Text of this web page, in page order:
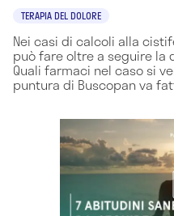
TERAPIA DEL DOLORE
Nei casi di calcoli alla
può fare oltre a seguire
Quali farmaci nel caso si
puntura di Buscopan va